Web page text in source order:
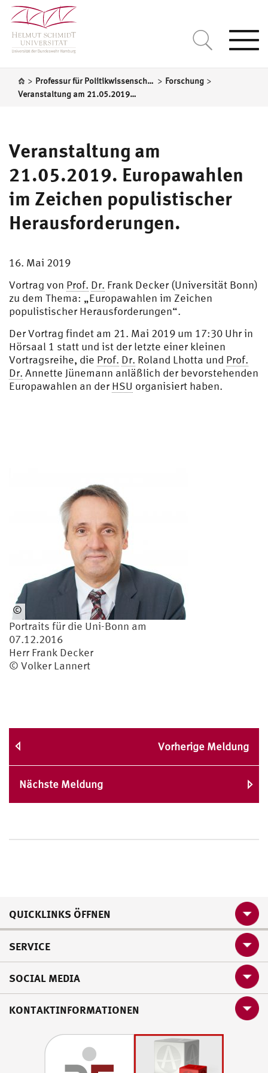
> Professur für Politikwissenschaft, insbesondere Internationale Politik > Forschung >
Veranstaltung am 21.05.2019. Europawahlen im Zeichen populistischer Herausforderungen.
Veranstaltung am
21.05.2019. Europawahlen
im Zeichen populistischer
Herausforderungen.
16. Mai 2019
Vortrag von Prof. Dr. Frank Decker (Universität Bonn)
zu dem Thema: „Europawahlen im Zeichen
populistischer Herausforderungen“.
Der Vortrag findet am 21. Mai 2019 um 17:30 Uhr in
Hörsaal 1 statt und ist der letzte einer kleinen
Vortragsreihe, die Prof. Dr. Roland Lhotta und Prof.
Dr. Annette Jünemann anläßlich der bevorstehenden
Europawahlen an der HSU organisiert haben.
©
Volker
Lannert
Portraits für die Uni-Bonn am
07.12.2016
Herr Frank Decker
© Volker Lannert
Vorherige Meldung
Nächste Meldung
QUICKLINKS ÖFFNEN
SERVICE
SOCIAL MEDIA
KONTAKTINFORMATIONEN